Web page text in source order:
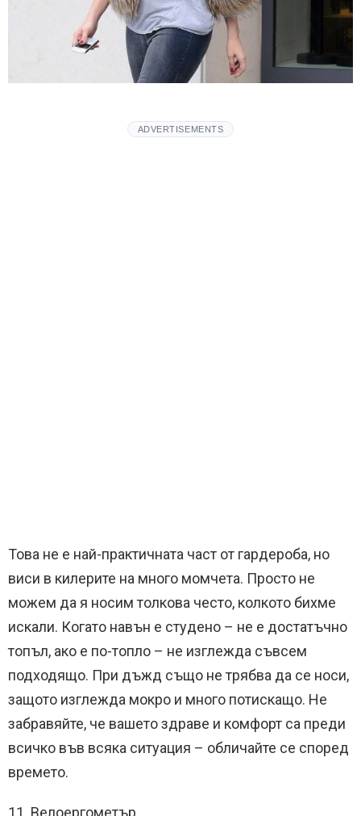
ADVERTISEMENTS
Това не е най-практичната част от гардероба, но
виси в килерите на много момчета. Просто не
можем да я носим толкова често, колкото бихме
искали. Когато навън е студено – не е достатъчно
топъл, ако е по-топло – не изглежда съвсем
подходящо. При дъжд също не трябва да се носи,
защото изглежда мокро и много потискащо. Не
забравяйте, че вашето здраве и комфорт са преди
всичко във всяка ситуация – обличайте се според
времето.
11. Велоергометър